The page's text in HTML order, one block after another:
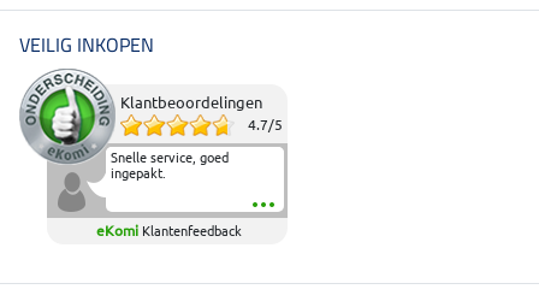
VEILIG INKOPEN
Klantbeoordelingen
4.7/5
Snelle service, goed
ingepakt.
eKomi Klantenfeedback